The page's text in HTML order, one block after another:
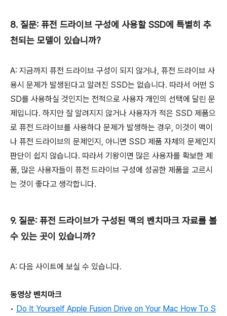
8. 질문: 퓨전 드라이브 구성에 사용할 SSD에 특별히 추
천되는 모델이 있습니까?
A: 지금까지 퓨전 드라이브 구성이 되지 않거나, 퓨전 드라이브 사
용시 문제가 발생된다고 알려진 SSD는 없습니다. 따라서 어떤 S
SD를 사용하실 것인지는 전적으로 사용자 개인의 선택에 달린 문
제입니다. 하지만 잘 알려지지 않거나 사용자가 적은 SSD 제품으
로 퓨전 드라이브를 사용하다 문제가 발생하는 경우, 이것이 맥이
나 퓨전 드라이브의 문제인지, 아니면 SSD 제품 자체의 문제인지
판단이 쉽지 않습니다. 따라서 기왕이면 많은 사용자를 확보한 제
품, 많은 사용자들이 퓨전 드라이브 구성에 성공한 제품을 고르시
는 것이 좋다고 생각합니다.
9. 질문: 퓨전 드라이브가 구성된 맥의 벤치마크 자료를 볼
수 있는 곳이 있습니까?
A: 다음 사이트에 보실 수 있습니다.
동영상 벤치마크
• Do It Yourself Apple Fusion Drive on Your Mac How To S